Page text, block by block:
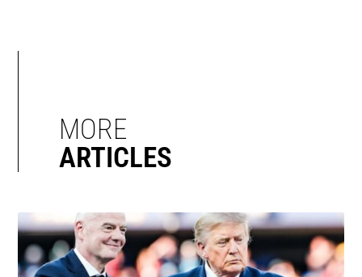
MORE
ARTICLES